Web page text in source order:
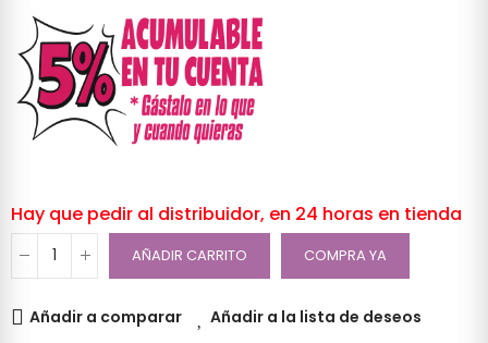
Hay que pedir al distribuidor, en 24 horas en tienda
AÑADIR CARRITO COMPRA YA
Añadir a comparar Añadir a la lista de deseos